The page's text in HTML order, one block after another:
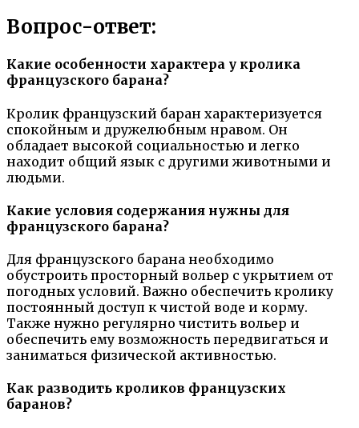
Вопрос-ответ:
Какие особенности характера у кролика
французского барана?
Кролик французский баран характеризуется
спокойным и дружелюбным нравом. Он
обладает высокой социальностью и легко
находит общий язык с другими животными и
людьми.
Какие условия содержания нужны для
французского барана?
Для французского барана необходимо
обустроить просторный вольер с укрытием от
погодных условий. Важно обеспечить кролику
постоянный доступ к чистой воде и корму.
Также нужно регулярно чистить вольер и
обеспечить ему возможность передвигаться и
заниматься физической активностью.
Как разводить кроликов французских
баранов?